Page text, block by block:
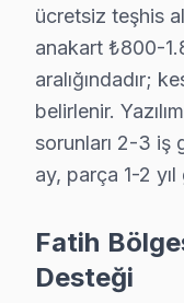
Fatih'nın
Fatih TV
İskenderpaşa
Fatih Avox
ücretsiz teşhis
anakart ₺800-
aralığındadır;
belirlenir.
sorunları 2-3 iş
ay, parça 1-2
Fatih
Desteği